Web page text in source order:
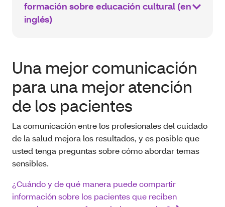
formación sobre educación cultural (en
inglés)
Una mejor comunicación
para una mejor atención
de los pacientes
La comunicación entre los profesionales del cuidado
de la salud mejora los resultados, y es posible que
usted tenga preguntas sobre cómo abordar temas
sensibles.
¿Cuándo y de qué manera puede compartir
información sobre los pacientes que reciben